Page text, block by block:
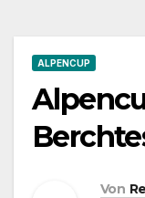
ALPENCUP
Von